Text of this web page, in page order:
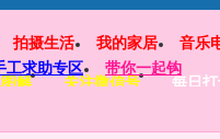
解 关注微信号 每日
拍摄生活 我的家居
音乐
工求助专区 带你一起钩